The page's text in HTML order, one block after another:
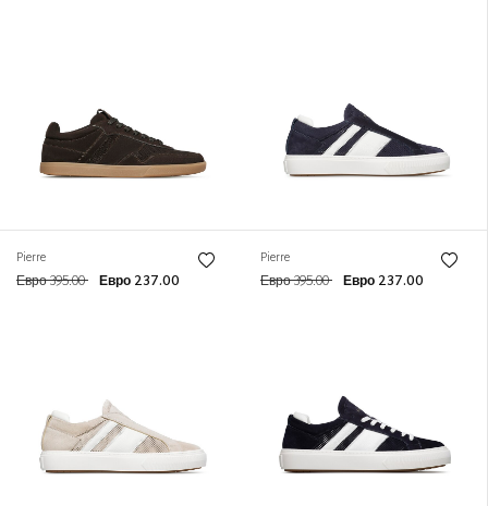
Pierre
Евро 395.00 Евро 237.00
Pierre
Евро 395.00 Евро 237.00